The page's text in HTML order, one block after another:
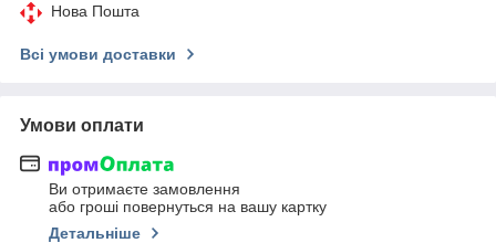
Нова Пошта
Всі умови доставки
Умови оплати
Ви отримаєте замовлення
або гроші повернуться на вашу картку
Детальніше